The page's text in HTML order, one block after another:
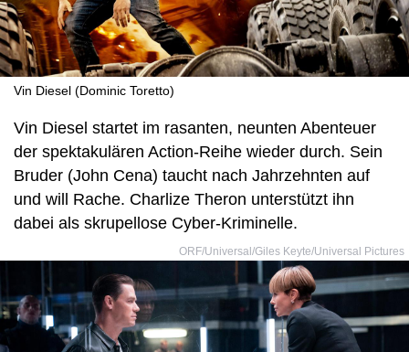
Vin Diesel (Dominic Toretto)
Vin Diesel startet im rasanten, neunten Abenteuer
der spektakulären Action-Reihe wieder durch. Sein
Bruder (John Cena) taucht nach Jahrzehnten auf
und will Rache. Charlize Theron unterstützt ihn
dabei als skrupellose Cyber-Kriminelle.
ORF/Universal/Giles Keyte/Universal Pictures